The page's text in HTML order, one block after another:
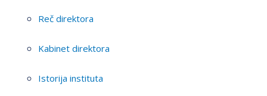
Reč direktora
Kabinet direktora
Istorija instituta